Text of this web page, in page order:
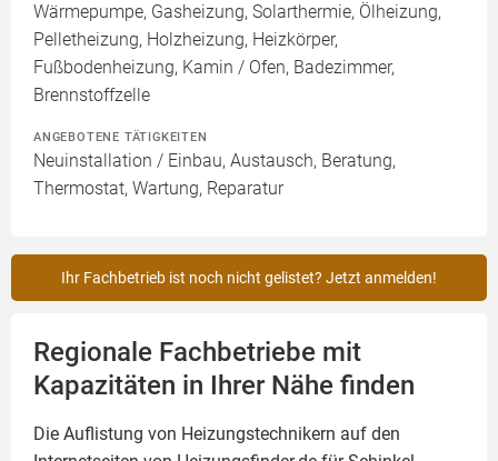
Wärmepumpe, Gasheizung, Solarthermie, Ölheizung,
Pelletheizung, Holzheizung, Heizkörper,
Fußbodenheizung, Kamin / Ofen, Badezimmer,
Brennstoffzelle
ANGEBOTENE TÄTIGKEITEN
Neuinstallation / Einbau, Austausch, Beratung,
Thermostat, Wartung, Reparatur
Ihr Fachbetrieb ist noch nicht gelistet? Jetzt anmelden!
Regionale Fachbetriebe mit
Kapazitäten in Ihrer Nähe finden
Die Auflistung von Heizungstechnikern auf den